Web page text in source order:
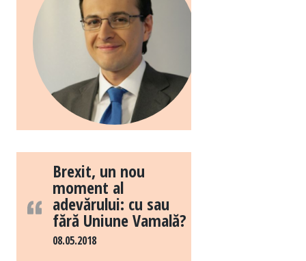
Brexit, un nou
moment al
adevărului: cu sau
fără Uniune Vamală?
08.05.2018